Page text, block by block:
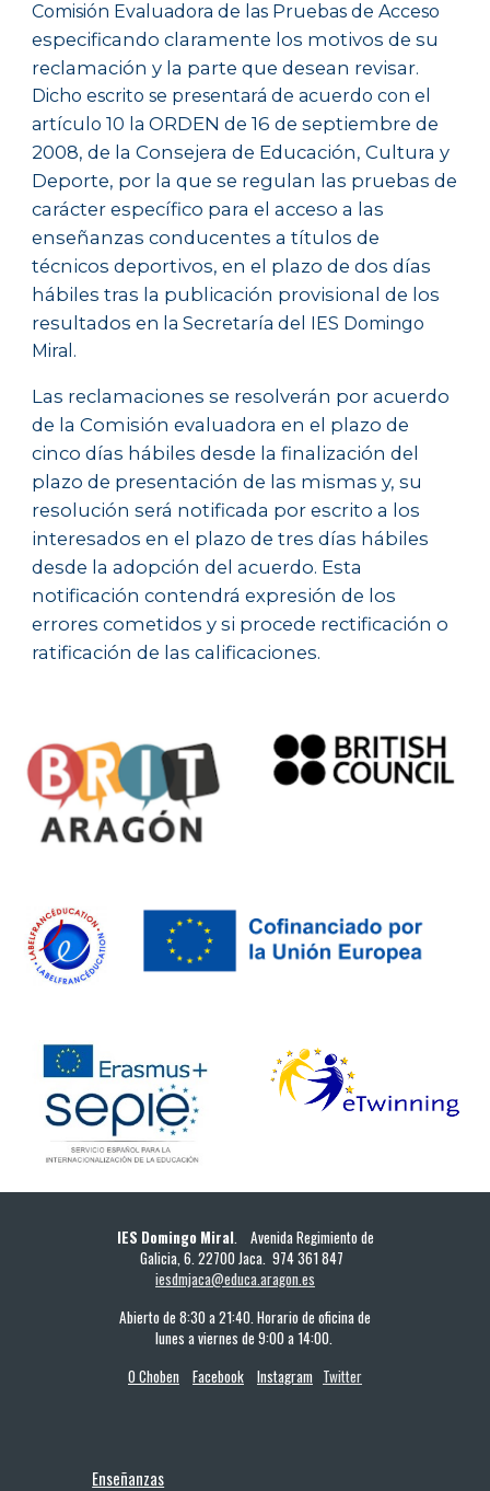
Comisión Evaluadora de las Pruebas de Acceso
especificando claramente los motivos de su
reclamación y la parte que desean revisar.
Dicho escrito se presentará de acuerdo con el
artículo 10 laORDEN de 16 de septiembre de
2008, de la Consejera de Educación, Cultura y
Deporte, por la que se regulan las pruebas de
carácter específico para el acceso a las
enseñanzas conducentes a títulos de
técnicos deportivos, en el plazo de dos días
hábiles tras la publicación provisional de los
resultados en la Secretaría del IES Domingo
Miral.
Las reclamaciones se resolverán por acuerdo
de la Comisión evaluadora en el plazo de
cinco días hábiles desde la finalización del
plazo de presentación de las mismas y, su
resolución será notificada por escrito a los
interesados en el plazo de tres días hábiles
desde la adopción del acuerdo. Esta
notificación contendrá expresión de los
errores cometidos y si procede rectificación o
ratificación de las calificaciones.
IES Domingo Miral. Avenida Regimiento de
Galicia, 6. 22700 Jaca. 974 361 847
iesdmjaca@educa.aragon.es
Abierto de 8:30 a 21:40. Horario de oficina de
lunes a viernes de 9:00 a 14:00.
O Choben
Facebook Instagram Twitter
Enseñanzas